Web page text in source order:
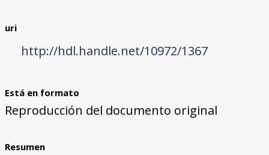
uri
http://hdl.handle.net/10972/1367
Está en formato
Reproducción del documento original
Resumen